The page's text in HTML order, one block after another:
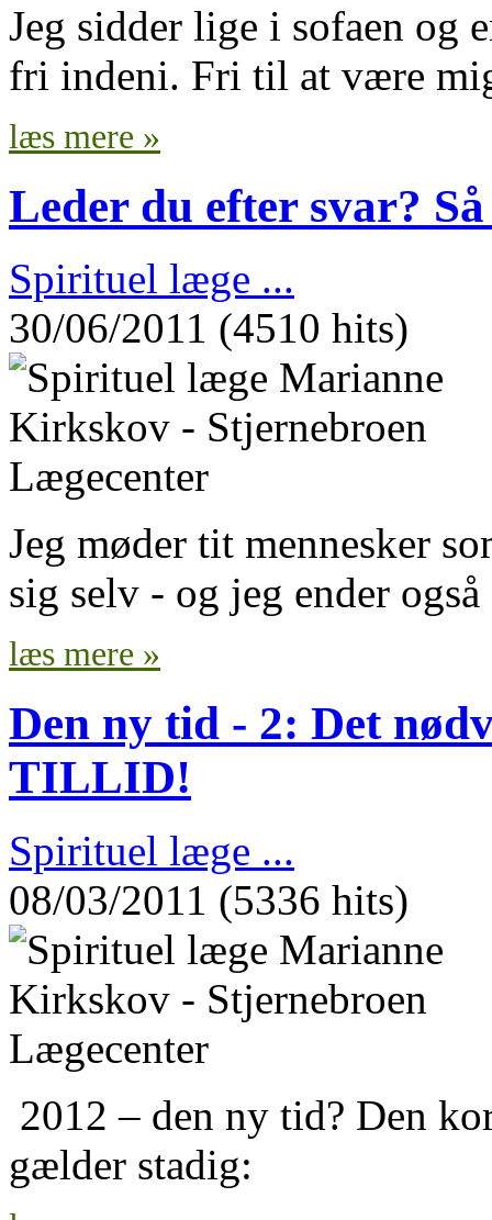
Jeg sidder lige i sofaen og
fri indeni. Fri til at være
læs mere »
Leder du efter svar?
Spirituel læge ...
30/06/2011 (4510 hits)
Jeg møder tit mennesker
sig selv - og jeg ender
læs mere »
Den ny tid - 2: Det
TILLID!
Spirituel læge ...
08/03/2011 (5336 hits)
2012 – den ny tid? Den
gælder stadig: